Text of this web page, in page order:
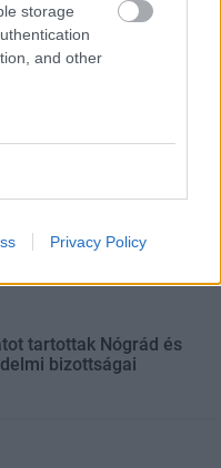
storage
and other
Privacy Policy
tartottak Nógrád és
bizottságai